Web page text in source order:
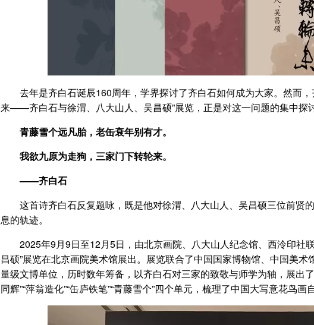
去年是齐白石诞辰160周年，学界探讨了齐白石如何成为大家。然而
来——齐白石与徐渭、八大山人、吴昌硕”展览，正是对这一问题的集中探讨
青藤雪个远凡胎，老缶衰年别有才。
我欲九原为走狗，三家门下转轮来。
——齐白石
这首诗齐白石反复题咏，既是他对徐渭、八大山人、吴昌硕三位前贤
息的轨迹。
2025年9月9日至12月5日，由北京画院、八大山人纪念馆、西泠印
昌硕”展览在北京画院美术馆展出。展览联合了中国国家博物馆、中国美
量级文博单位，历时数年筹备，以齐白石对三家的致敬与师学为轴，展出
同辉”“萍翁造化”“缶庐铁笔”“青藤雪个”四个单元，梳理了中国大写意花鸟画